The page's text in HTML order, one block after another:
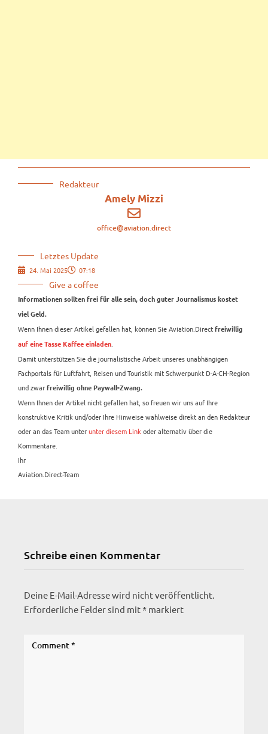
Redakteur
Amely Mizzi
office@aviation.direct
Letztes Update
24. Mai 2025 07:18
Give a coffee
Informationen sollten frei für alle sein, doch guter Journalismus kostet
viel Geld.
Wenn Ihnen dieser Artikel gefallen hat, können Sie Aviation.Direct freiwillig
auf eine Tasse Kaffee einladen
Damit unterstützen Sie die journalistische Arbeit unseres unabhängigen
Fachportals für Luftfahrt, Reisen und Touristik mit Schwerpunkt D-A-CH-Region
und zwar freiwillig ohne Paywall-Zwang.
Wenn Ihnen der Artikel nicht gefallen hat, so freuen wir uns auf Ihre
konstruktive Kritik und/oder Ihre Hinweise wahlweise direkt an den Redakteur
oder an das Team unterunter diesem Link oder alternativ über die
Kommentare.
Ihr
Aviation.Direct-Team
Schreibe einen Kommentar
Deine E-Mail-Adresse wird nicht veröffentlicht.
Erforderliche Felder sind mit* markiert